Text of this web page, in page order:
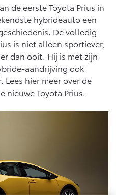
Vanaf € 32.995,-
HYBRIDE
Vanaf € 35.495,-
de eerste Toyota Prius in
hybrideauto een
De volledig
is niet alleen sportiever,
dan ooit. Hij is met zijn
aandrijving ook
Lees hier meer over de
nieuwe Toyota Prius.